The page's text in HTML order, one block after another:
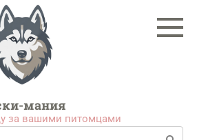
мания
за вашими питомцами